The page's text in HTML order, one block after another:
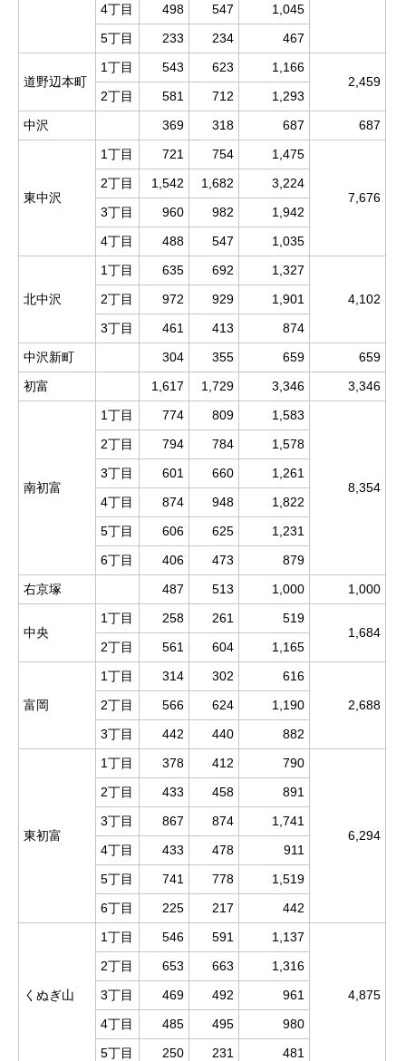
4丁目 498 547 1,045
5丁目 233 234 467
道野辺本町
1丁目 543 623
1,166
2,459
2丁目
581 712 1,293
中沢 369 318 687 687
東中沢
1丁目 721 754 1,475
7,676
2丁目 1,542 1,682 3,224
3丁目 960 982 1,942
4丁目 488 547 1,035
北中沢
1丁目 635 692 1,327
4,102
2丁目 972 929 1,901
3丁目 461 413 874
中沢新町 304 355 659 659
初富 1,617 1,729 3,346 3,346
南初富
1丁目 774 809 1,583
8,354
2丁目 794 784 1,578
3丁目 601 660 1,261
4丁目 874 948 1,822
5丁目 606 625 1,231
6丁目 406 473 879
右京塚 487 513 1,000 1,000
中央
1丁目 258 261
519
1,684
2丁目
561 604 1,165
富岡
1丁目 314 302 616
2,688
2丁目 566 624 1,190
3丁目 442 440 882
東初富
1丁目 378 412 790
6,294
2丁目 433 458 891
3丁目 867 874 1,741
4丁目 433 478 911
5丁目 741 778 1,519
6丁目 225 217 442
くぬぎ山
1丁目 546 591 1,137
4,875
2丁目 653 663 1,316
3丁目 469 492 961
4丁目 485 495 980
5丁目 250 231 481